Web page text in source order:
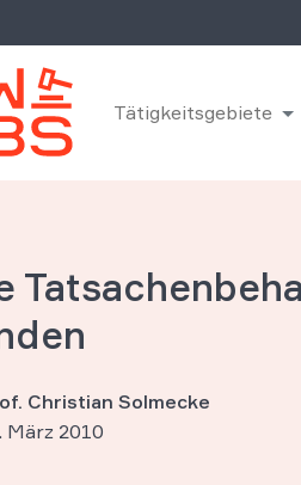
Tätigkeitsgebiete
Christian Solmecke
März 2010